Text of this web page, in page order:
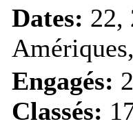
Dates: 22,
Engagés:
Classés: